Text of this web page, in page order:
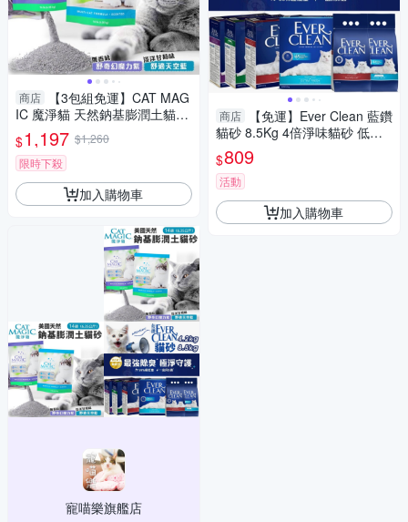
商店
【3包組免運】CAT MAG
IC 魔淨貓 天然鈉基膨潤土貓砂
14磅(6.35KG) 舒奇幻魔力紫｜
舒適天空藍 貓砂
$1,197 $1,260
限時下殺
加入購物車
寵喵樂旗艦店
商店
【免運】Ever Clean 藍鑽
貓砂 8.5Kg 4倍淨味貓砂 低敏
多貓 礦砂 貓砂『寵喵樂旗艦
店』
$809
活動
加入購物車